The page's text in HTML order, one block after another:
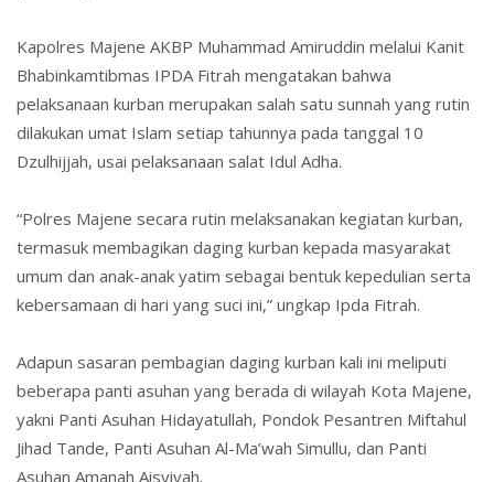
Kapolres Majene AKBP Muhammad Amiruddin melalui Kanit
Bhabinkamtibmas IPDA Fitrah mengatakan bahwa
pelaksanaan kurban merupakan salah satu sunnah yang rutin
dilakukan umat Islam setiap tahunnya pada tanggal 10
Dzulhijjah, usai pelaksanaan salat Idul Adha.
“Polres Majene secara rutin melaksanakan kegiatan kurban,
termasuk membagikan daging kurban kepada masyarakat
umum dan anak-anak yatim sebagai bentuk kepedulian serta
kebersamaan di hari yang suci ini,” ungkap Ipda Fitrah.
Adapun sasaran pembagian daging kurban kali ini meliputi
beberapa panti asuhan yang berada di wilayah Kota Majene,
yakni Panti Asuhan Hidayatullah, Pondok Pesantren Miftahul
Jihad Tande, Panti Asuhan Al-Ma’wah Simullu, dan Panti
Asuhan Amanah Aisyiyah.